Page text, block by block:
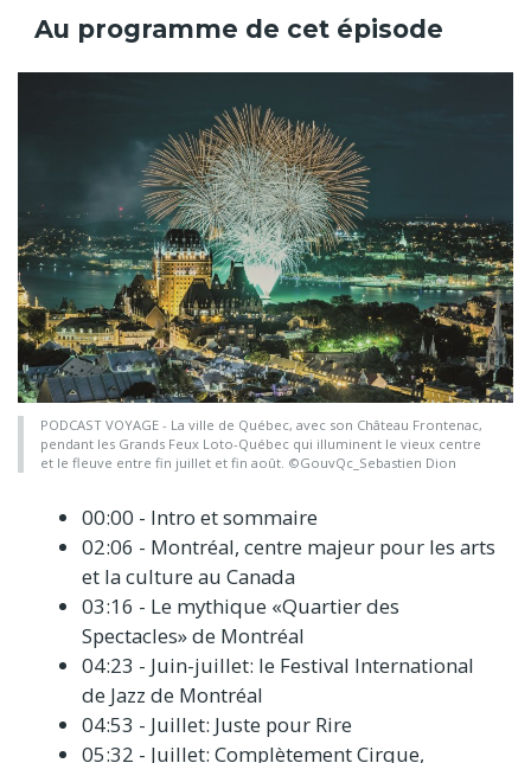
Au programme de cet épisode
PODCAST VOYAGE - La ville de Québec, avec son Château Frontenac,
pendant les Grands Feux Loto-Québec qui illuminent le vieux centre
et le fleuve entre fin juillet et fin août. ©GouvQc_Sebastien Dion
00:00 - Intro et sommaire
02:06 - Montréal, centre majeur pour les arts
et la culture au Canada
03:16 - Le mythique «Quartier des
Spectacles» de Montréal
04:23 - Juin-juillet: le Festival International
de Jazz de Montréal
04:53 - Juillet: Juste pour Rire
05:32 - Juillet: Complètement Cirque,